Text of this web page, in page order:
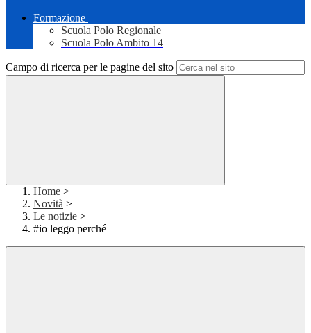
Formazione
Scuola Polo Regionale
Scuola Polo Ambito 14
Campo di ricerca per le pagine del sito
Home >
Novità >
Le notizie >
#io leggo perché